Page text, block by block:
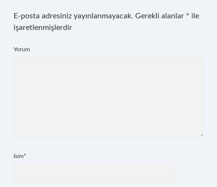
E-posta adresiniz yayınlanmayacak. Gerekli alanlar * ile
işaretlenmişlerdir
Yorum
İsim*